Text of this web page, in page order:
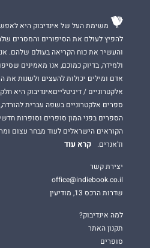
משימת העל של אינדיבוק היא
להפיץ לעולם את הסיפורים והמסרים
והעשיר את כוח הקריאה בעולם שלהם.
ולמידה, בדיוק כמוכם, אנו מאמינים
אדם ומילים יכולות להעצים ולשנות את
אלקטרוניים / דיגיטלייםאינדיבוק היא
ספרים אלקטרוניים בשפה עברית
הספרים בפני המון סופרים וסופרות
הקוראים הישראלים לעוד מבחר עצום
וז'אנרים.
קרא עוד
יצירת קשר
office@indiebook.co.il
שדרות הרכס 13, מודיעין
למה אינדיבוק?
תקנון האתר
סופרים